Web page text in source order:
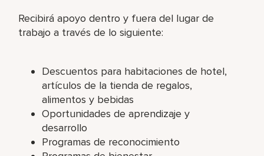
Recibirá apoyo dentro y fuera del lugar de
trabajo a través de lo siguiente:
Descuentos para habitaciones de hotel,
artículos de la tienda de regalos,
alimentos y bebidas
Oportunidades de aprendizaje y
desarrollo
Programas de reconocimiento